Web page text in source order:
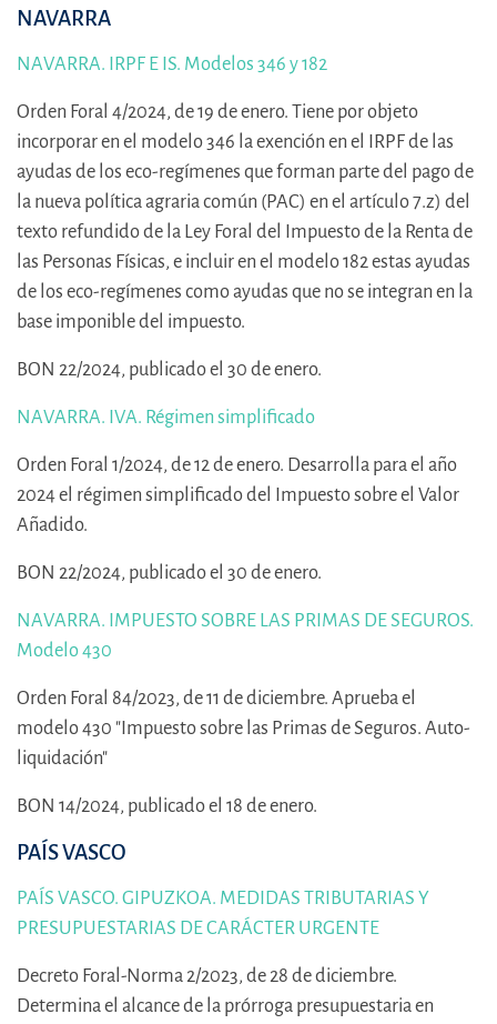
NAVARRA
NAVARRA. IRPF E IS. Modelos 346 y 182
Orden Foral 4/2024, de 19 de enero. Tiene por objeto
incorporar en el modelo 346 la exención en el IRPF de las
ayudas de los eco-regímenes que forman parte del pago de
la nueva política agraria común (PAC) en el artículo 7.z) del
texto refundido de la Ley Foral del Impuesto de la Renta de
las Personas Físicas, e incluir en el modelo 182 estas ayudas
de los eco-regímenes como ayudas que no se integran en la
base imponible del impuesto.
BON 22/2024, publicado el 30 de enero.
NAVARRA. IVA. Régimen simplificado
Orden Foral 1/2024, de 12 de enero. Desarrolla para el año
2024 el régimen simplificado del Impuesto sobre el Valor
Añadido.
BON 22/2024, publicado el 30 de enero.
NAVARRA. IMPUESTO SOBRE LAS PRIMAS DE SEGUROS.
Modelo 430
Orden Foral 84/2023, de 11 de diciembre. Aprueba el
modelo 430 "Impuesto sobre las Primas de Seguros. Auto­
liquidación"
BON 14/2024, publicado el 18 de enero.
PAÍS VASCO
PAÍS VASCO. GIPUZKOA. MEDIDAS TRIBUTARIAS Y
PRESUPUESTARIAS DE CARÁCTER URGENTE
Decreto Foral-Norma 2/2023, de 28 de diciembre.
Determina el alcance de la prórroga presupuestaria en